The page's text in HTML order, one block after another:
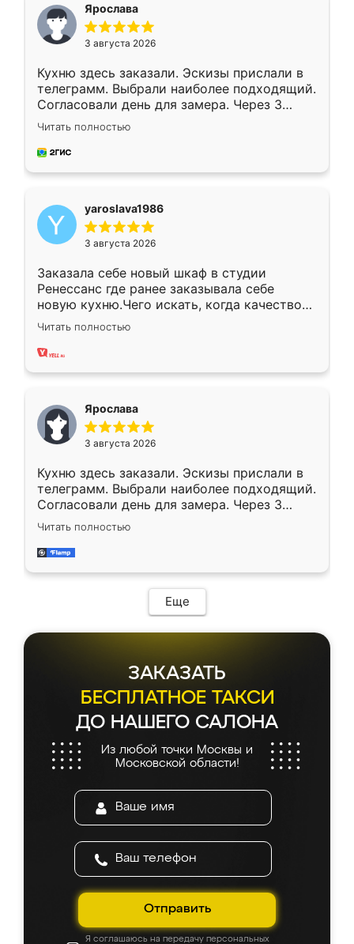
Ярослава
3 августа 2026
Кухню здесь заказали. Эскизы прислали в
телеграмм. Выбрали наиболее подходящий.
Согласовали день для замера. Через 3
недели кухня была уже готова. Остались
довольны работой. Спасибо Ренессанс
мебель за качественную работу!
Читать полностью
yaroslava1986
3 августа 2026
Заказала себе новый шкаф в студии
Ренессанс где ранее заказывала себе
новую кухню.Чего искать, когда качеством
вполне довольна. Служит кухня уже почти
два года, нареканий нет.
Читать полностью
Ярослава
3 августа 2026
Кухню здесь заказали. Эскизы прислали в
телеграмм. Выбрали наиболее подходящий.
Согласовали день для замера. Через 3
недели кухня была уже готова. Остались
довольны работой. Спасибо Ренессанс
мебель за качественную работу!
Читать полностью
Еще
ЗАКАЗАТЬ
БЕСПЛАТНОЕ ТАКСИ
ДО НАШЕГО САЛОНА
Из любой точки Москвы и
Московской области!
Отправить
Я соглашаюсь на передачу персональных